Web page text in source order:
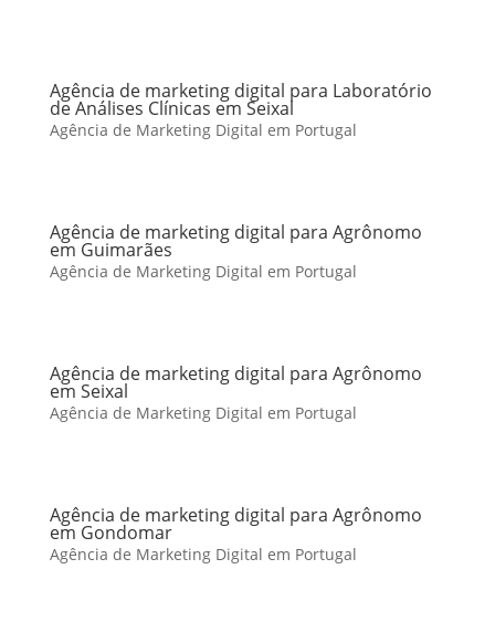
Agência de marketing digital para Laboratório
de Análises Clínicas em Seixal
Agência de Marketing Digital em Portugal
Agência de marketing digital para Agrônomo
em Guimarães
Agência de Marketing Digital em Portugal
Agência de marketing digital para Agrônomo
em Seixal
Agência de Marketing Digital em Portugal
Agência de marketing digital para Agrônomo
em Gondomar
Agência de Marketing Digital em Portugal